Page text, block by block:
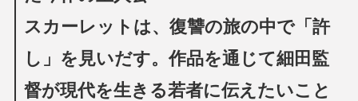
スカーレットは、復讐の旅の中で「許
し」を見いだす。作品を通じて細田監
督が現代を生きる若者に伝えたいこと